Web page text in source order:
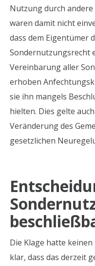
Nutzung durch
waren damit nicht
dass dem Eigentümer
Sondernutzungsrecht
Vereinbarung aller
erhoben
sie ihn mangels
hielten. Dies gelte
Veränderung des
gesetzlichen
Die Klage hatte
klar, dass das derzeit